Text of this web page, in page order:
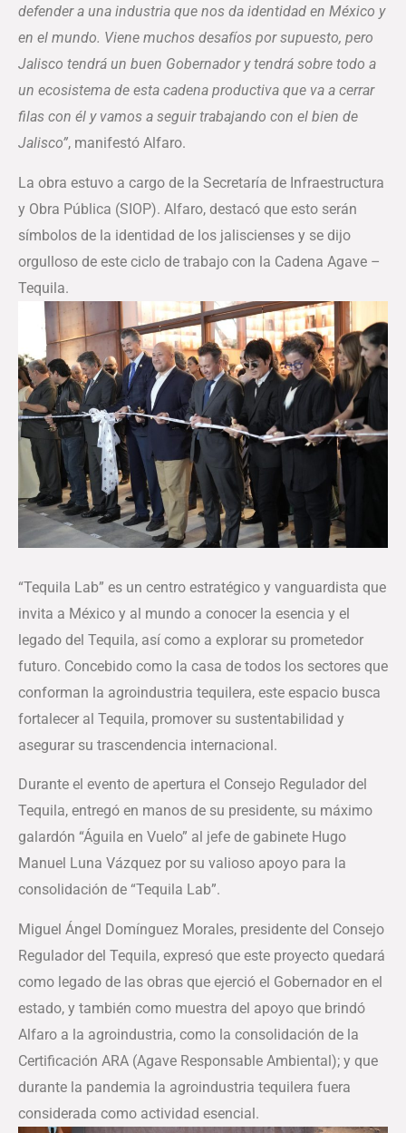
defender a una industria que nos da identidad en México y
en el mundo. Viene muchos desafíos por supuesto, pero
Jalisco tendrá un buen Gobernador y tendrá sobre todo a
un ecosistema de esta cadena productiva que va a cerrar
filas con él y vamos a seguir trabajando con el bien de
Jalisco”, manifestó Alfaro.
La obra estuvo a cargo de la Secretaría de Infraestructura
y Obra Pública (SIOP). Alfaro, destacó que esto serán
símbolos de la identidad de los jaliscienses y se dijo
orgulloso de este ciclo de trabajo con la Cadena Agave –
Tequila.
“Tequila Lab” es un centro estratégico y vanguardista que
invita a México y al mundo a conocer la esencia y el
legado del Tequila, así como a explorar su prometedor
futuro. Concebido como la casa de todos los sectores que
conforman la agroindustria tequilera, este espacio busca
fortalecer al Tequila, promover su sustentabilidad y
asegurar su trascendencia internacional.
Durante el evento de apertura el Consejo Regulador del
Tequila, entregó en manos de su presidente, su máximo
galardón “Águila en Vuelo” al jefe de gabinete Hugo
Manuel Luna Vázquez por su valioso apoyo para la
consolidación de “Tequila Lab”.
Miguel Ángel Domínguez Morales, presidente del Consejo
Regulador del Tequila, expresó que este proyecto quedará
como legado de las obras que ejerció el Gobernador en el
estado, y también como muestra del apoyo que brindó
Alfaro a la agroindustria, como la consolidación de la
Certificación ARA (Agave Responsable Ambiental); y que
durante la pandemia la agroindustria tequilera fuera
considerada como actividad esencial.